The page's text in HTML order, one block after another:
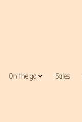
On the go Sales